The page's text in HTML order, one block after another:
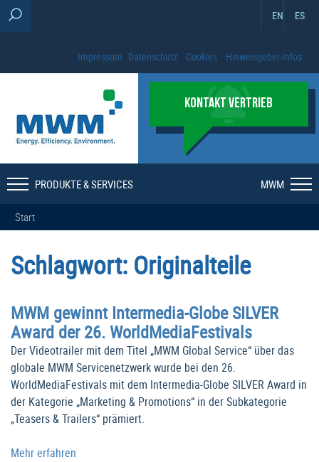
EN ES
Impressum Datenschutz Cookies Hinweisgeber-Infos
KONTAKT VERTRIEB
PRODUKTE & SERVICES MWM
Start
Schlagwort: Originalteile
MWM gewinnt Intermedia-Globe SILVER
Award der 26. WorldMediaFestivals
Der Videotrailer mit dem Titel „MWM Global Service“ über das
globale MWM Servicenetzwerk wurde bei den 26.
WorldMediaFestivals mit dem Intermedia-Globe SILVER Award in
der Kategorie „Marketing & Promotions“ in der Subkategorie
„Teasers & Trailers“ prämiert.
Mehr erfahren